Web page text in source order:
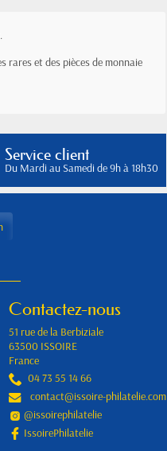
et des pièces de monnaie
Service client
Du Mardi au Samedi de 9h à 18h30
Contactez-nous
51 rue de la Berbiziale
63500 ISSOIRE
France
04 73 55 14 66
contact@issoire-philatelie.com
@issoirephilatelie
IssoirePhilatelie